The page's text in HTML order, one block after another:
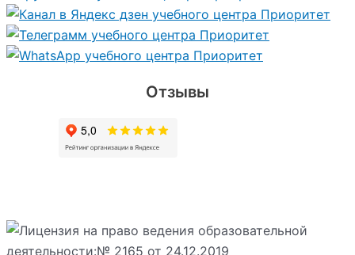
Отзывы